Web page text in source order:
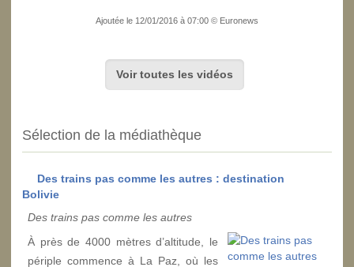
Ajoutée le 12/01/2016 à 07:00 © Euronews
Voir toutes les vidéos
Sélection de la médiathèque
Des trains pas comme les autres : destination
Bolivie
Des trains pas comme les autres
À près de 4000 mètres d’altitude, le
périple commence à La Paz, où les